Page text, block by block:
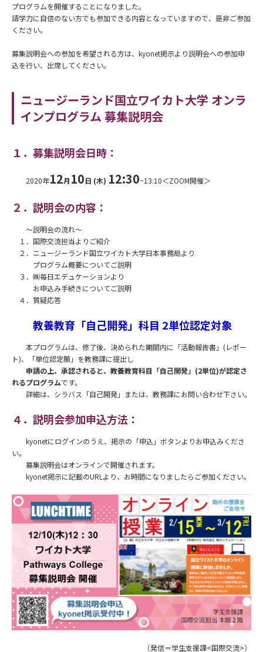
プログラムを開催することになりました。
語学力に自信のない方でも参加できる内容となっていますので、是非ご参加
ください。
募集説明会への参加を希望される方は、kyonet掲示より説明会への参加申
込を行い、出席してください。
ニュージーランド国立ワイカト大学 オンラ
インプログラム 募集説明会
１．募集説明会日時：
2020年12月 10日 (木) 12:30~13:10＜ZOOM開催＞
２．説明会の内容：
～説明会の流れ～
１．国際交流担当よりご紹介
２．ニュージーランド国立ワイカト大学日本事務局より
プログラム概要についてご説明
３．㈱毎日エデュケーションより
お申込み手続きについてご説明
４．質疑応答
教養教育「自己開発」科目 2単位認定対象
本プログラムは、修了後、決められた期間内に「活動報告書」(レポー
ト)、「単位認定願」を教務課に提出し
申請の上、承認されると、教養教育科目「自己開発」(2単位)が認定さ
れるプログラムです。
詳細は、シラバス「自己開発」または、教務課にお問い合わせ下さい。
４．説明会参加申込方法：
kyonetにログインのうえ、掲示の「申込」ボタンよりお申込みくださ
い。
募集説明会はオンラインで開催されます。
kyonet掲示に記載のURLより、お時間になりましたらご参加ください。
（発信＝学生支援課<国際交流>）